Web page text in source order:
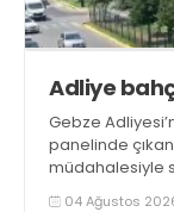
Adliye
Gebze
panelinde
müdahalesiyle
04 Ağustos